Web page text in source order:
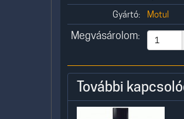
Gyártó:
Motul
Megvásárolom:
További